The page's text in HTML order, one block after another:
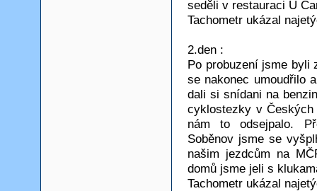
seděli v restauraci U
Tachometr ukázal
2.den :
Po probuzení jsme byli
se nakonec umoudřilo
dali si snídani na
cyklostezky v
nám to odsejpalo.
Soběnov jsme se
našim jezdcům na
domů jsme jeli s
Tachometr ukázal